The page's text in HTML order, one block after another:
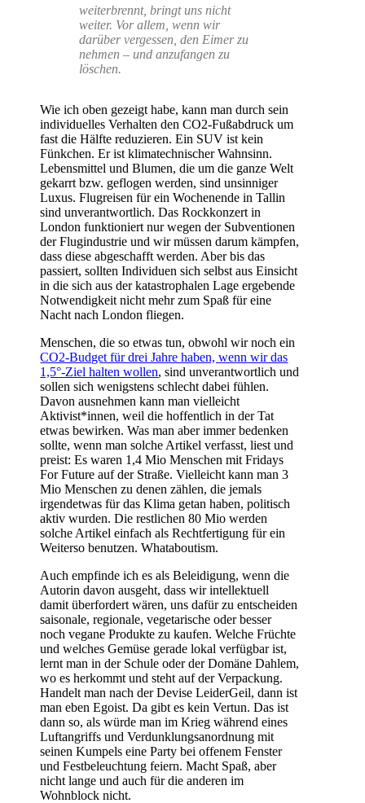
weiterbrennt, bringt uns nicht
weiter. Vor allem, wenn wir
darüber vergessen, den Eimer zu
nehmen – und anzufangen zu
löschen.
Wie ich oben gezeigt habe, kann man durch sein
individuelles Verhalten den CO2-Fußabdruck um
fast die Hälfte reduzieren. Ein SUV ist kein
Fünkchen. Er ist klimatechnischer Wahnsinn.
Lebensmittel und Blumen, die um die ganze Welt
gekarrt bzw. geflogen werden, sind unsinniger
Luxus. Flugreisen für ein Wochenende in Tallin
sind unverantwortlich. Das Rockkonzert in
London funktioniert nur wegen der Subventionen
der Flugindustrie und wir müssen darum kämpfen,
dass diese abgeschafft werden. Aber bis das
passiert, sollten Individuen sich selbst aus Einsicht
in die sich aus der katastrophalen Lage ergebende
Notwendigkeit nicht mehr zum Spaß für eine
Nacht nach London fliegen.
Menschen, die so etwas tun, obwohl wir noch ein
CO2-Budget für drei Jahre haben, wenn wir das
1,5°-Ziel halten wollen, sind unverantwortlich und
sollen sich wenigstens schlecht dabei fühlen.
Davon ausnehmen kann man vielleicht
Aktivist*innen, weil die hoffentlich in der Tat
etwas bewirken. Was man aber immer bedenken
sollte, wenn man solche Artikel verfasst, liest und
preist: Es waren 1,4 Mio Menschen mit Fridays
For Future auf der Straße. Vielleicht kann man 3
Mio Menschen zu denen zählen, die jemals
irgendetwas für das Klima getan haben, politisch
aktiv wurden. Die restlichen 80 Mio werden
solche Artikel einfach als Rechtfertigung für ein
Weiterso benutzen. Whataboutism.
Auch empfinde ich es als Beleidigung, wenn die
Autorin davon ausgeht, dass wir intellektuell
damit überfordert wären, uns dafür zu entscheiden
saisonale, regionale, vegetarische oder besser
noch vegane Produkte zu kaufen. Welche Früchte
und welches Gemüse gerade lokal verfügbar ist,
lernt man in der Schule oder der Domäne Dahlem,
wo es herkommt und steht auf der Verpackung.
Handelt man nach der Devise LeiderGeil, dann ist
man eben Egoist. Da gibt es kein Vertun. Das ist
dann so, als würde man im Krieg während eines
Luftangriffs und Verdunklungsanordnung mit
seinen Kumpels eine Party bei offenem Fenster
und Festbeleuchtung feiern. Macht Spaß, aber
nicht lange und auch für die anderen im
Wohnblock nicht.